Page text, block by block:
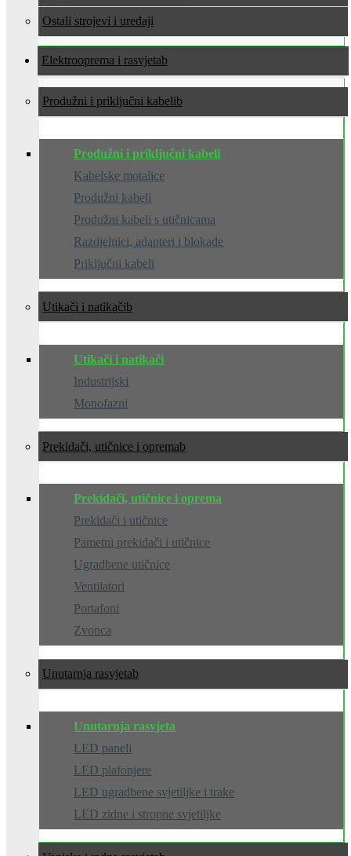
Ostali strojevi i uređaji
Elektrooprema i rasvjeta
Produžni i priključni kabeli
Produžni i priključni kabeli
Kabelske motalice
Produžni kabeli
Produžni kabeli s utičnicama
Razdjelnici, adapteri i blokade
Priključni kabeli
Utikači i natikači
Utikači i natikači
Industrijski
Monofazni
Prekidači, utičnice i oprema
Prekidači, utičnice i oprema
Prekidači i utičnice
Pametni prekidači i utičnice
Ugradbene utičnice
Ventilatori
Portafoni
Zvonca
Unutarnja rasvjeta
Unutarnja rasvjeta
LED paneli
LED plafonjere
LED ugradbene svjetiljke i trake
LED zidne i stropne svjetiljke